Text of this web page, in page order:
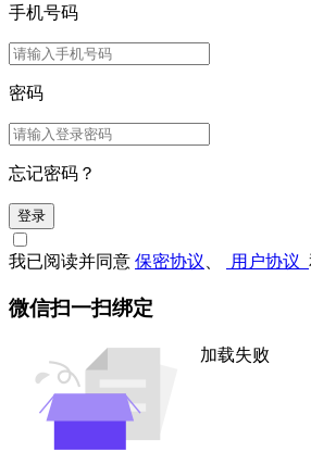
手机号码
密码
忘记密码？
登录
我已阅读并同意 保密协议 用户协议
微信扫一扫绑定
加载失败